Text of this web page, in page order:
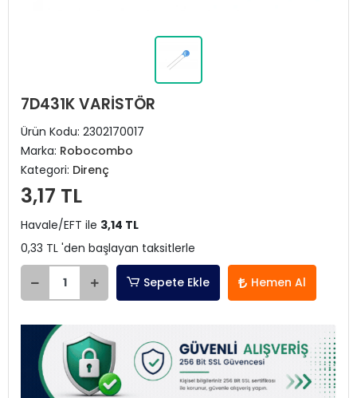
7D431K VARİSTÖR
Ürün Kodu: 2302170017
Marka: Robocombo
Kategori: Direnç
3,17 TL
Havale/EFT ile 3,14 TL
0,33 TL 'den başlayan taksitlerle
Sepete Ekle Hemen Al